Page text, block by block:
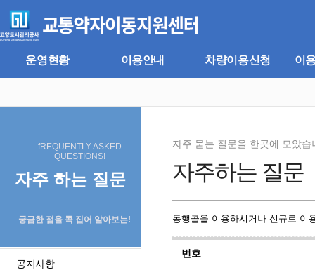
뉴
바
기
바
로
운영현황 이용안내 차량이용신청 이
자주 하는 질문
fREQUENTLY ASKED
QUESTIONS!
궁금한 점을 콕 집어 알아보는!
공지사항
자주하는 질문
자주 묻는 질문을 한곳에 모았습
동행콜을 이용하시거나 신규로 이
번호